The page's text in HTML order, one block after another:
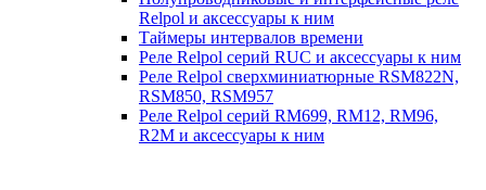
Relpol и аксессуары к ним
Таймеры интервалов времени
Реле Relpol серий RUC и аксессуары к ним
Реле Relpol сверхминиатюрные RSM822N,
RSM850, RSM957
Реле Relpol серий RM699, RM12, RM96,
R2M и аксессуары к ним